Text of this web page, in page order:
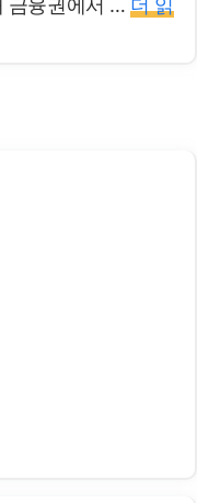
금융권에서 … 더 읽